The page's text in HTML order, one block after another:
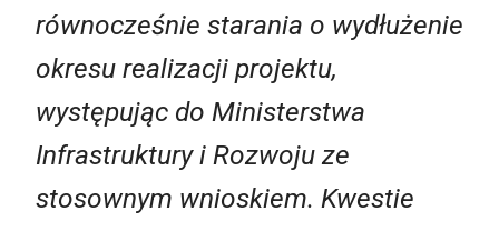
równocześnie starania o wydłużenie
okresu realizacji projektu,
występując do Ministerstwa
Infrastruktury i Rozwoju ze
stosownym wnioskiem. Kwestie